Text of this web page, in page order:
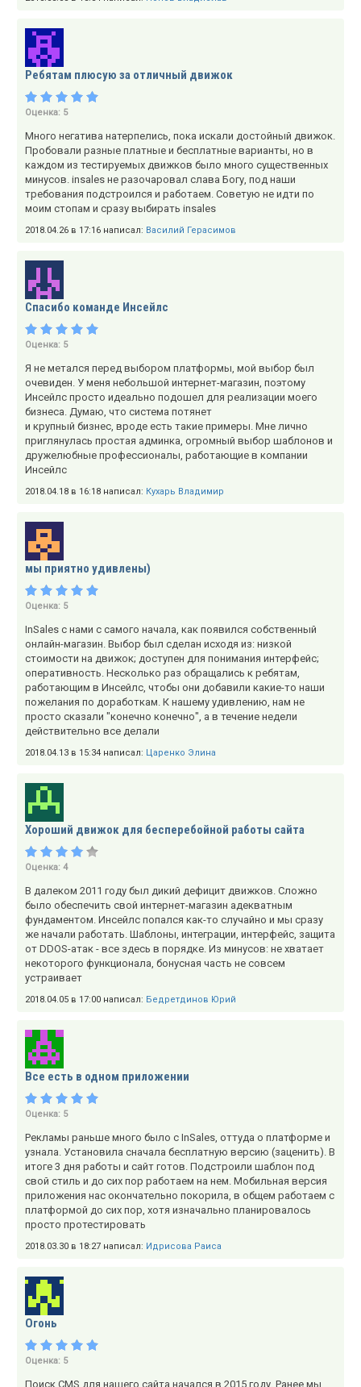
Ребятам плюсую за отличный движок
Оценка: 5
Много негатива натерпелись, пока искали достойный движок.
Пробовали разные платные и бесплатные варианты, но в
каждом из тестируемых движков было много существенных
минусов. insales не разочаровал слава Богу, под наши
требования подстроился и работаем. Советую не идти по
моим стопам и сразу выбирать insales
2018.04.26 в 17:16 написал: Василий Герасимов
Спасибо команде Инсейлс
Оценка: 5
Я не метался перед выбором платформы, мой выбор был
очевиден. У меня небольшой интернет-магазин, поэтому
Инсейлс просто идеально подошел для реализации моего
бизнеса. Думаю, что система потянет
и крупный бизнес, вроде есть такие примеры. Мне лично
приглянулась простая админка, огромный выбор шаблонов и
дружелюбные профессионалы, работающие в компании
Инсейлс
2018.04.18 в 16:18 написал: Кухарь Владимир
мы приятно удивлены)
Оценка: 5
InSales с нами с самого начала, как появился собственный
онлайн-магазин. Выбор был сделан исходя из: низкой
стоимости на движок; доступен для понимания интерфейс;
оперативность. Несколько раз обращались к ребятам,
работающим в Инсейлс, чтобы они добавили какие-то наши
пожелания по доработкам. К нашему удивлению, нам не
просто сказали "конечно конечно", а в течение недели
действительно все делали
2018.04.13 в 15:34 написал: Царенко Элина
Хороший движок для бесперебойной работы сайта
Оценка: 4
В далеком 2011 году был дикий дефицит движков. Сложно
было обеспечить свой интернет-магазин адекватным
фундаментом. Инсейлс попался как-то случайно и мы сразу
же начали работать. Шаблоны, интеграции, интерфейс, защита
от DDOS-атак - все здесь в порядке. Из минусов: не хватает
некоторого функционала, бонусная часть не совсем
устраивает
2018.04.05 в 17:00 написал: Бедретдинов Юрий
Все есть в одном приложении
Оценка: 5
Рекламы раньше много было с InSales, оттуда о платформе и
узнала. Установила сначала бесплатную версию (заценить). В
итоге 3 дня работы и сайт готов. Подстроили шаблон под
свой стиль и до сих пор работаем на нем. Мобильная версия
приложения нас окончательно покорила, в общем работаем с
платформой до сих пор, хотя изначально планировалось
просто протестировать
2018.03.30 в 18:27 написал: Идрисова Раиса
Огонь
Оценка: 5
Поиск CMS для нашего сайта начался в 2015 году. Ранее мы